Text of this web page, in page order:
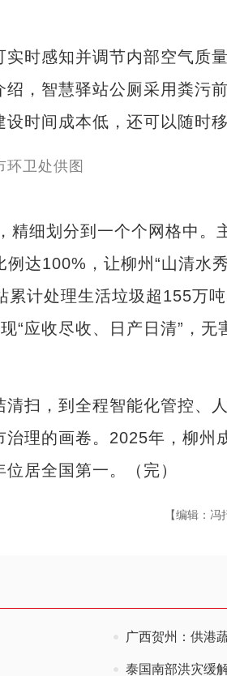
时感知并调节内部空气质
，智慧驿站公厕采用粪污
时间成本低，还可以随时移
细划分到一个个网格中。
达100%，让柳州“山清水
累计处理生活垃圾超155万
“应收尽收、日产日清”，无
扫，到全程智能化管控、
理的画卷。2025年，柳州
居全国第一。（完）
【编辑：冯
广西贺州：供港
泰国南部洪灾缓